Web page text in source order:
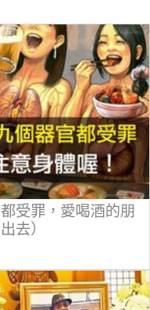
受罪，愛喝酒的朋
去）